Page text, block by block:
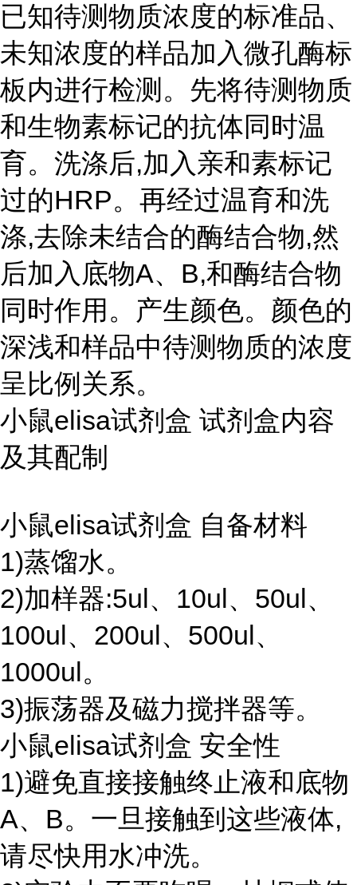
已知待测物质浓度的标准品、
未知浓度的样品加入微孔酶标
板内进行检测。先将待测物质
和生物素标记的抗体同时温
育。洗涤后,加入亲和素标记
过的HRP。再经过温育和洗
涤,去除未结合的酶结合物,然
后加入底物A、B,和酶结合物
同时作用。产生颜色。颜色的
深浅和样品中待测物质的浓度
呈比例关系。
小鼠elisa试剂盒 试剂盒内容
及其配制
小鼠elisa试剂盒 自备材料
1)蒸馏水。
2)加样器:5ul、10ul、50ul、
100ul、200ul、500ul、
1000ul。
3)振荡器及磁力搅拌器等。
小鼠elisa试剂盒 安全性
1)避免直接接触终止液和底物
A、B。一旦接触到这些液体,
请尽快用水冲洗。